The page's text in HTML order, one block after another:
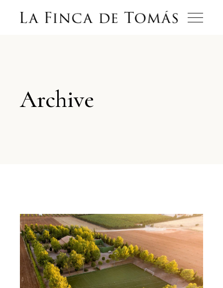
Archive